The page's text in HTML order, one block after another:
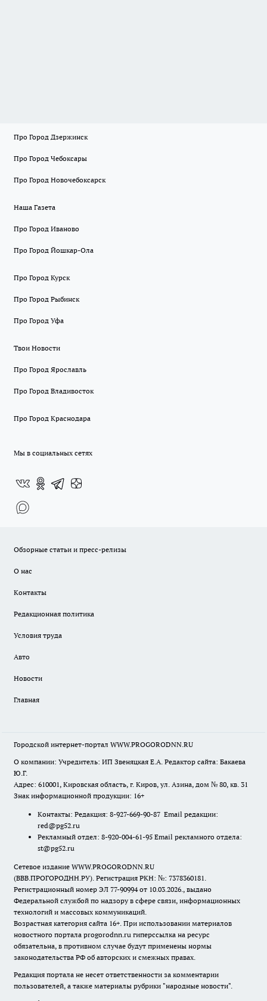
Про Город Дзержинск
Про Город Чебоксары
Про Город Новочебоксарск
Наша Газета
Про Город Иваново
Про Город Йошкар-Ола
Про Город Курск
Про Город Рыбинск
Про Город Уфа
Твои Новости
Про Город Ярославль
Про Город Владивосток
Про Город Краснодара
Мы в социальных сетях
Обзорные статьи и пресс-релизы
О нас
Контакты
Редакционная политика
Условия труда
Авто
Новости
Главная
Городской интернет-портал WWW.PROGORODNN.RU
О компании: Учредитель: ИП Звеняцкая Е.А. Редактор сайта: Бакаева
Ю.Г.
Адрес: 610001, Кировская область, г. Киров, ул. Азина, дом № 80, кв. 31
Знак информационной продукции: 16+
Контакты: Редакция: 8-927-669-90-87 Email редакции:
red@pg52.ru
Рекламный отдел: 8-920-004-61-95 Email рекламного отдела:
st@pg52.ru
Сетевое издание WWW.PROGORODNN.RU
(ВВВ.ПРОГОРОДНН.РУ). Регистрация РКН: №: 7378360181.
Регистрационный номер ЭЛ 77-90994 от 10.03.2026., выдано
Федеральной службой по надзору в сфере связи, информационных
технологий и массовых коммуникаций.
Возрастная категория сайта 16+. При использовании материалов
новостного портала progorodnn.ru гиперссылка на ресурс
обязательна, в противном случае будут применены нормы
законодательства РФ об авторских и смежных правах.
Редакция портала не несет ответственности за комментарии
пользователей, а также материалы рубрики "народные новости".